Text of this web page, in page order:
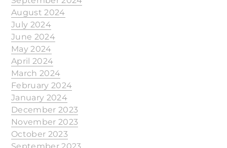
August 2024
July 2024
June 2024
May 2024
April 2024
March 2024
February 2024
January 2024
December 2023
November 2023
October 2023